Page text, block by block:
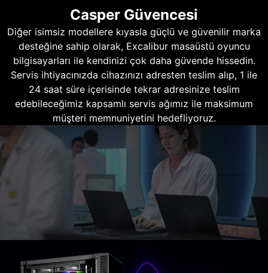
Casper Güvencesi
Diğer isimsiz modellere kıyasla güçlü ve güvenilir marka
desteğine sahip olarak, Excalibur masaüstü oyuncu
bilgisayarları ile kendinizi çok daha güvende hissedin.
Servis ihtiyacınızda cihazınızı adresten teslim alıp, 1 ile
24 saat süre içerisinde tekrar adresinize teslim
edebileceğimiz kapsamlı servis ağımız ile maksimum
müşteri memnuniyetini hedefliyoruz.